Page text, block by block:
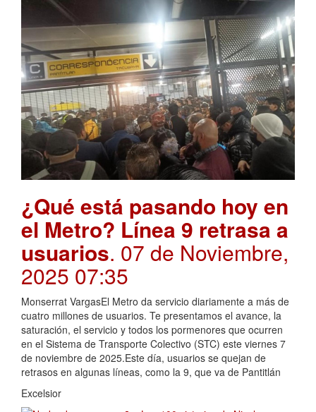
¿Qué está pasando hoy en
el Metro? Línea 9 retrasa a
usuarios. 07 de Noviembre,
2025 07:35
Monserrat VargasEl Metro da servicio diariamente a más de
cuatro millones de usuarios. Te presentamos el avance, la
saturación, el servicio y todos los pormenores que ocurren
en el Sistema de Transporte Colectivo (STC) este viernes 7
de noviembre de 2025.Este día, usuarios se quejan de
retrasos en algunas líneas, como la 9, que va de Pantitlán
Excelsior